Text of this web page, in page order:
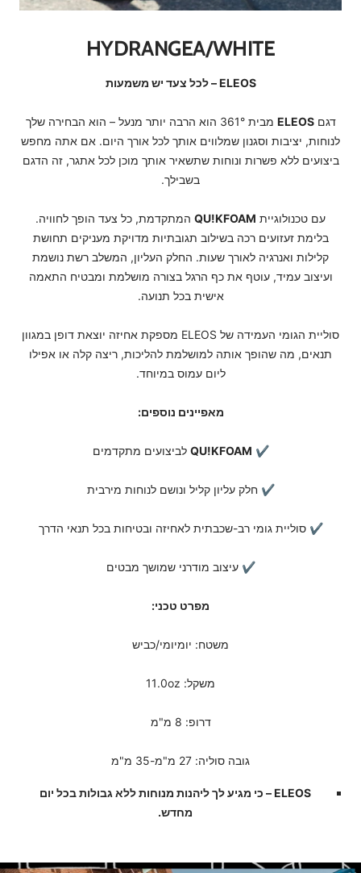
HYDRANGEA/WHITE
ELEOS – לכל צעד יש משמעות
דגםELEOS
מבית 361° הוא הרבה יותר מנעל – הוא הבחירה שלך
לנוחות, יציבות וסגנון שמלווים אותך לכל אורך היום. אם אתה מחפש
ביצועים ללא פשרות ונוחות שתשאיר אותך מוכן לכל אתגר, זה הדגם
בשבילך.
עם טכנולוגיית QU!KFOAM המתקדמת, כל צעד הופך לחוויה.
בלימת זעזועים רכה בשילוב תגובתיות מדויקת מעניקים תחושת
קלילות ואנרגיה לאורך שעות. החלק העליון, המשלב רשת נושמת
ועיצוב עמיד, עוטף את כף הרגל בצורה מושלמת ומבטיח התאמה
אישית בכל תנועה.
סוליית הגומי העמידה של ELEOS מספקת אחיזה יוצאת דופן במגוון
תנאים, מה שהופך אותה למושלמת להליכות, ריצה קלה או אפילו
ליום עמוס במיוחד.
מאפיינים נוספים:
✔
QU!KFOAM לביצועים מתקדמים
✔ חלק עליון קליל ונושם לנוחות מירבית
✔ סוליית גומי רב-שכבתית לאחיזה ובטיחות בכל תנאי הדרך
✔ עיצוב מודרני שמושך מבטים
מפרט טכני:
משטח: יומיומי/כביש
משקל: 11.0oz
דרופ: 8 מ"מ
גובה סוליה: 27 מ"מ-35 מ"מ
ELEOS – כי מגיע לך ליהנות מנוחות ללא גבולות בכל יום
מחדש.